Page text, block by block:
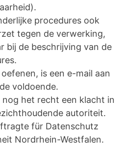
procedures ook
tegen de verwerking,
bij de beschrijving van de
is een e-mail aan
voldoende.
het recht een klacht in
autoriteit.
für Datenschutz
Nordrhein-Westfalen.